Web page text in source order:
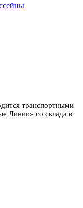
транспортными
Линии» со склада в